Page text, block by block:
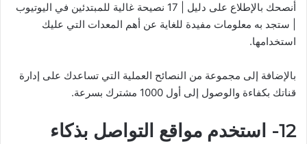
أنصحك بالإطلاع على دليل | 17 نصيحة غالية للمبتدئين في اليوتيوب
| ستجد به معلومات مفيدة للغاية عن أهم المعدات التي عليك
استخدامها.
بالإضافة إلى مجموعة من النصائح العملية التي تساعدك على إدارة
قناتك بكفاءة والوصول إلى أول 1000 مشترك بسرعة.
12- استخدم مواقع التواصل بذكاء